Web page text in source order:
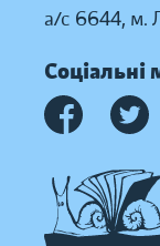
а/с 6644, м.
Соціальні